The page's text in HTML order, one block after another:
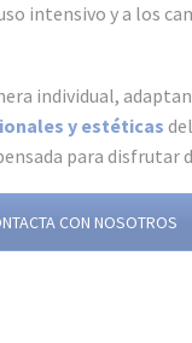
intensivo y a los
individual,
y estéticas
para disfrutar
CON NOSOTROS